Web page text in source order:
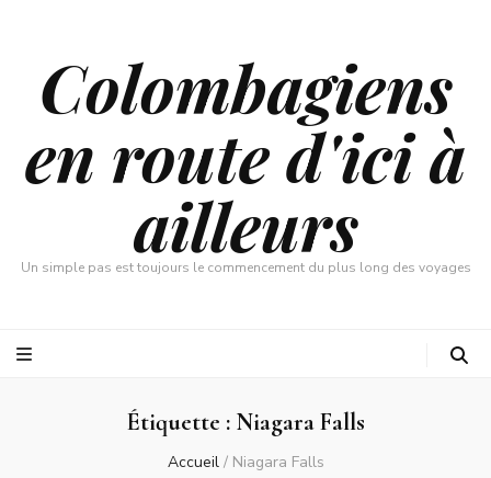
Colombagiens
en route d'ici à
ailleurs
Un simple pas est toujours le commencement du plus long des voyages
Étiquette : Niagara Falls
Accueil / Niagara Falls